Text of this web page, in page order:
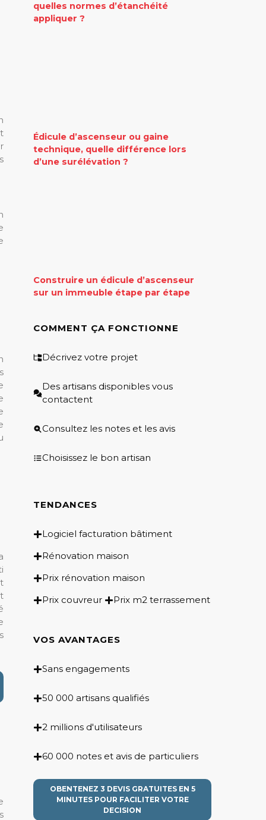
quelles normes d’étanchéité
appliquer ?
Édicule d’ascenseur ou gaine
technique, quelle différence lors
d’une surélévation ?
Construire un édicule d’ascenseur
sur un immeuble étape par étape
COMMENT ÇA FONCTIONNE
Décrivez votre projet
Des artisans disponibles vous
contactent
Consultez les notes et les avis
Choisissez le bon artisan
TENDANCES
Logiciel facturation bâtiment
Rénovation maison
Prix rénovation maison
Prix couvreur
Prix m2 terrassement
VOS AVANTAGES
Sans engagements
50 000 artisans qualifiés
2 millions d'utilisateurs
60 000 notes et avis de particuliers
OBENTENEZ 3 DEVIS GRATUITES EN 5
MINUTES POUR FACILITER VOTRE
DECISION